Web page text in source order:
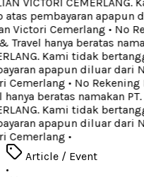
pembayaran apapun
Victori Cemerlang• No
Travel hanya beratas
Kami tidak
apapun diluar dari
Cemerlang• No Rekening
beratas namakan PT.
Kami tidak
apapun diluar dari
Cemerlang•
Article / Event
•